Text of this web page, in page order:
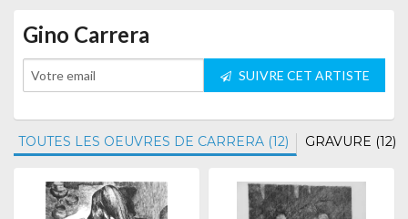
Gino Carrera
SUIVRE CET ARTISTE
TOUTES LES OEUVRES DE CARRERA (12) GRAVURE (12)